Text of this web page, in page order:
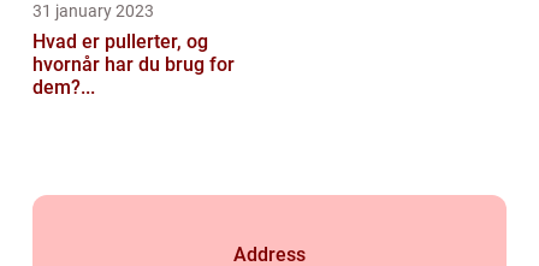
31 january 2023
Hvad er pullerter, og
hvornår har du brug for
dem?...
Address